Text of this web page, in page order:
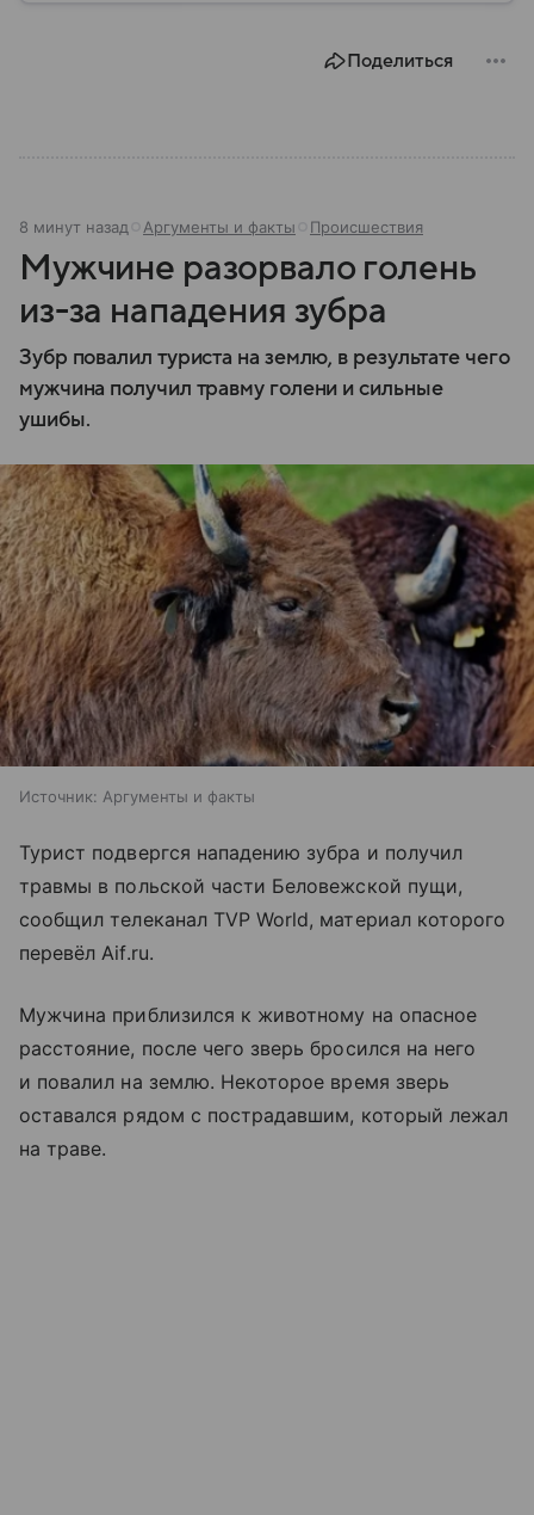
Поделиться
8 минут назад Аргументы и факты Происшествия
Мужчине разорвало голень
из-за нападения зубра
Зубр повалил туриста на землю, в результате чего
мужчина получил травму голени и сильные
ушибы.
Источник: Аргументы и факты
Турист подвергся нападению зубра и получил
травмы в польской части Беловежской пущи,
сообщил телеканал TVP World, материал которого
перевёл Aif.ru.
Мужчина приблизился к животному на опасное
расстояние, после чего зверь бросился на него
и повалил на землю. Некоторое время зверь
оставался рядом с пострадавшим, который лежал
на траве.